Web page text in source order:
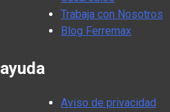
Trabaja con Nosotros
Blog Ferremax
ayuda
Aviso de privacidad